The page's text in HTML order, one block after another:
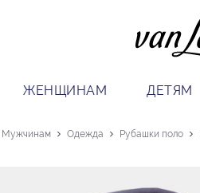
ЖЕНЩИНАМ ДЕТЯМ
Мужчинам Одежда Рубашки поло